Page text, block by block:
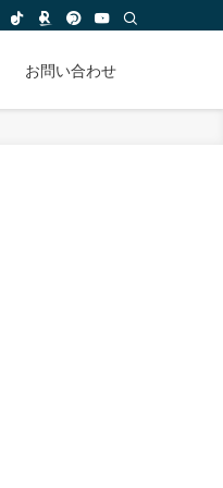
お問い合わせ